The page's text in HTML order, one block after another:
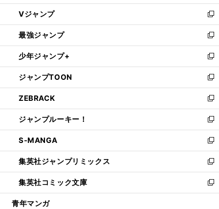
ウ
ィ
ン
ド
ウ
で
開
く
し
い
ウ
ィ
ン
ド
ウ
で
開
く
Vジャンプ
新
し
い
ウ
ィ
ン
ド
ウ
で
開
く
最強ジャンプ
新
し
い
ウ
ィ
ン
ド
ウ
で
開
く
少年ジャンプ+
新
し
い
ウ
ィ
ン
ド
ウ
で
開
く
ジャンプTOON
新
し
い
ウ
ィ
ン
ド
ウ
で
開
く
ZEBRACK
新
し
い
ウ
ィ
ン
ド
ウ
で
開
ジャンプルーキー！
新
し
い
ウ
ィ
ン
ド
ウ
S-MANGA
新
し
い
ウ
ィ
ン
集英社ジャンプリミックス
新
し
い
ウ
集英社コミック文庫
新
し
青年マンガ